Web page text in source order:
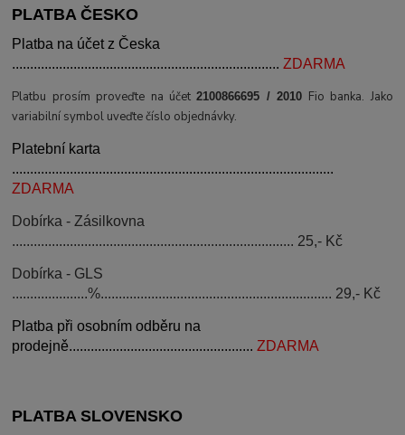
PLATBA ČESKO
Platba na účet z Česka
..........................................................................ZDARMA
Platbu prosím proveďte na účet2100866695 / 2010 Fio banka. Jako
variabilní symbol uveďte číslo objednávky.
Platební karta
.........................................................................................
ZDARMA
Dobírka - Zásilkovna
.............................................................................. 25,- Kč
Dobírka - GLS
.....................%................................................................ 29,- Kč
Platba při osobním odběru na
prodejně................................................... ZDARMA
PLATBA SLOVENSKO